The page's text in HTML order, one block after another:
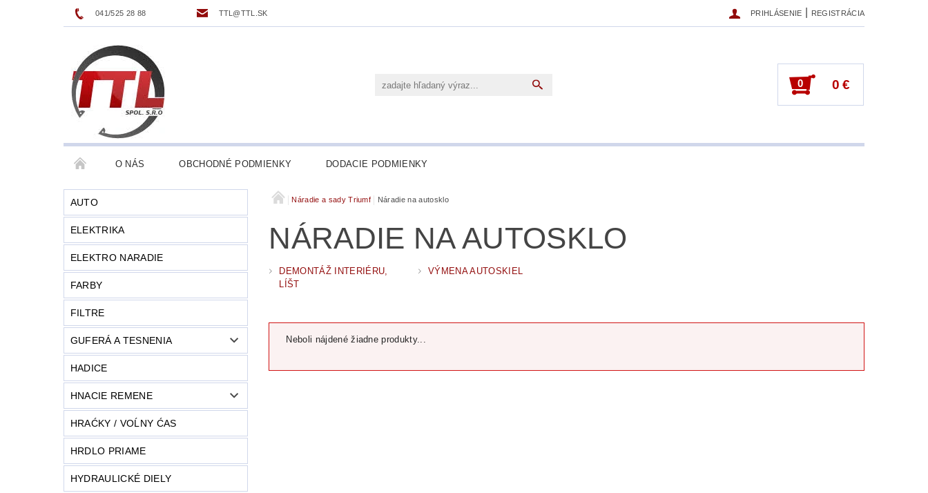
041/525 28 88 TTL@TTL.SK PRIHLÁSENIE REGISTRÁCIA
0 0 €
O NÁS OBCHODNÉ PODMIENKY DODACIE PODMIENKY
AUTO
ELEKTRIKA
ELEKTRO NARADIE
FARBY
FILTRE
GUFERÁ A TESNENIA
HADICE
HNACIE REMENE
HRAĆKY / VOĹNY ĆAS
HRDLO PRIAME
HYDRAULICKÉ DIELY
Náradie a sady Triumf Náradie na autosklo
NÁRADIE NA AUTOSKLO
DEMONTÁŽ INTERIÉRU,
LÍŠT
VÝMENA AUTOSKIEL
Neboli nájdené žiadne produkty...